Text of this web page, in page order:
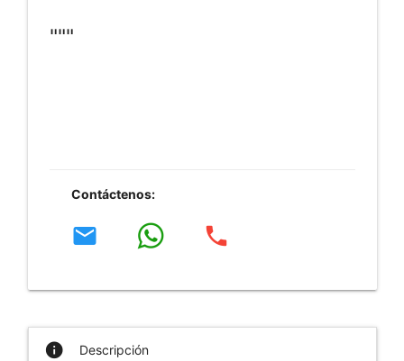
"""
Contáctenos:
email phone
info Descripción